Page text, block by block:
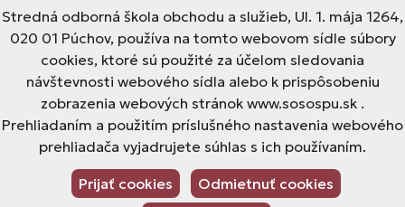
Stredná odborná škola obchodu a služieb, Ul. 1. mája 1264,
020 01 Púchov, používa na tomto webovom sídle súbory
cookies, ktoré sú použité za účelom sledovania
návštevnosti webového sídla alebo k prispôsobeniu
zobrazenia webových stránok www.sosospu.sk .
Prehliadaním a použitím príslušného nastavenia webového
prehliadača vyjadrujete súhlas s ich používaním.
Prijať cookies
Odmietnuť cookies